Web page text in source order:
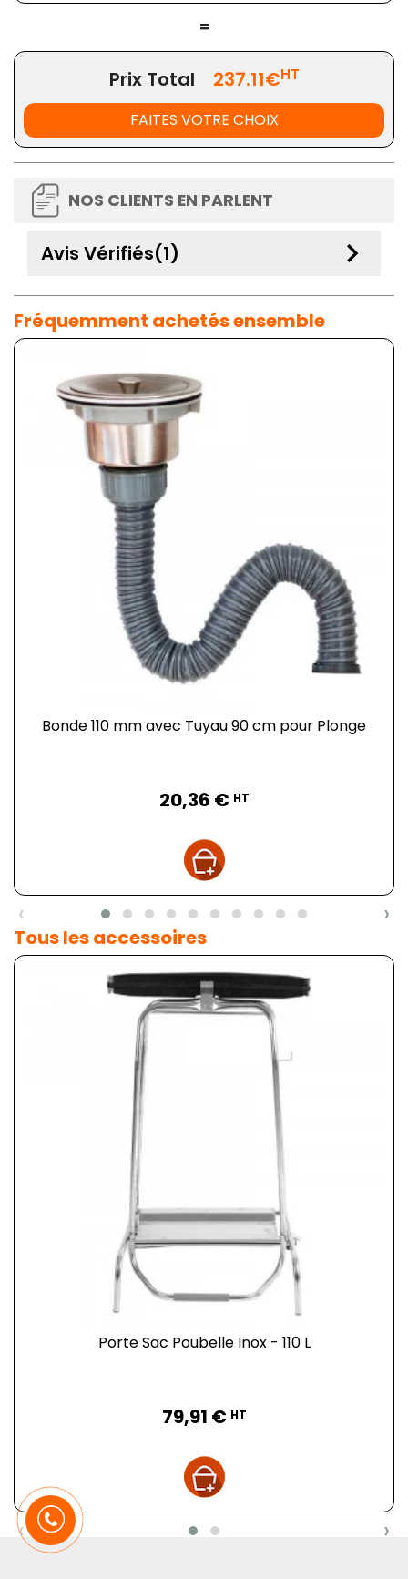
=
Prix Total 237.11€HT
FAITES VOTRE CHOIX
NOS CLIENTS EN PARLENT
Avis Vérifiés(1) keyboard_arrow_down
Fréquemment achetés ensemble
Bonde 110 mm avec Tuyau 90 cm pour Plonge
20,36 € HT
‹ ›
Tous les accessoires
Porte Sac Poubelle Inox - 110 L
79,91 € HT
‹ ›